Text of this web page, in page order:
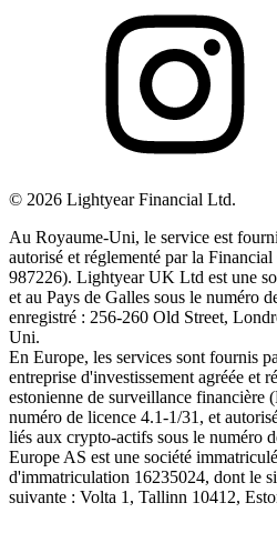
© 2026 Lightyear Financial Ltd.
Au Royaume-Uni, le service est
autorisé et réglementé par la
987226). Lightyear UK Ltd est une
et au Pays de Galles sous le numéro
enregistré : 256-260 Old Street,
Uni.
En Europe, les services sont fournis
entreprise d'investissement agréée et
estonienne de surveillance financière
numéro de licence 4.1-1/31, et
liés aux crypto-actifs sous le numéro
Europe AS est une société
d'immatriculation 16235024, dont le
suivante : Volta 1, Tallinn 10412,